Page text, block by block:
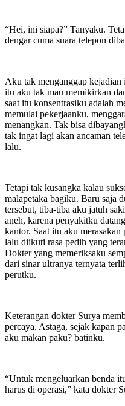
“Hei, ini siapa?” Tanyaku.
dengar cuma suara telepon
Aku tak menganggap kejadian
itu aku tak mau memikirkan
saat itu konsentrasiku adalah
memulai pekerjaanku,
menangkan. Tak bisa
tak ingat lagi akan ancaman
lalu.
Tetapi tak kusangka kalau
malapetaka bagiku. Baru saja
tersebut, tiba-tiba aku jatuh
aneh, karena penyakitku
kantor. Saat itu aku
lalu diikuti rasa pedih yang
Dokter yang memeriksaku
dari sinar ultranya ternyata
perutku.
Keterangan dokter Surya
percaya. Astaga, sejak kapan
aku makan paku? batinku.
“Untuk mengeluarkan benda
harus di operasi,” kata dokter